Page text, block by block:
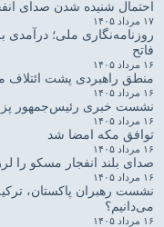
احتمال شنیده شدن صدای
۱۷ مرداد ۱۴۰۵
روزنامه‌نگاری ملی؛ درآمدی
فاتح
۱۶ مرداد ۱۴۰۵
منطق راهبردی پشت
۱۶ مرداد ۱۴۰۵
نشست خبری رئیس‌جمهور
۱۶ مرداد ۱۴۰۵
توافق مکه امضا شد
۱۶ مرداد ۱۴۰۵
صدای بلند انفجار مسکو را
۱۶ مرداد ۱۴۰۵
نشست رهبران پاکستان،
می‌دانیم؟
۱۶ مرداد ۱۴۰۵